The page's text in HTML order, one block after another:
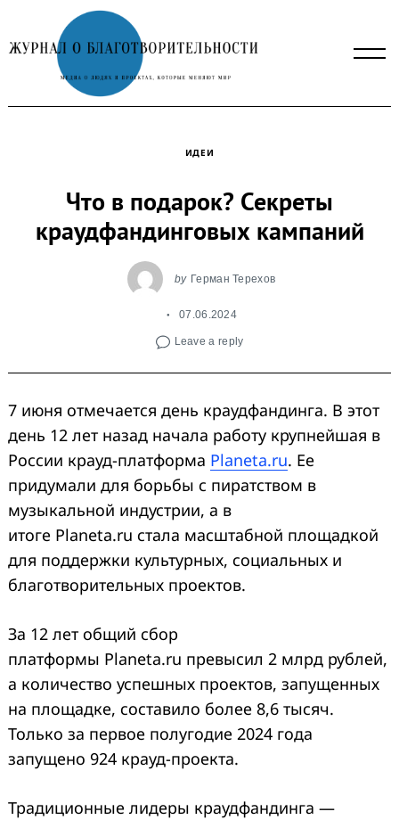
to
content
ИДЕИ
Что в подарок? Секреты
краудфандинговых кампаний
by Герман Терехов
07.06.2024
Leave a reply
7 июня отмечается день краудфандинга. В этот
день 12 лет назад начала работу крупнейшая в
России крауд-платформа Planeta.ru. Ее
придумали для борьбы с пиратством в
музыкальной индустрии, а в
итоге Planeta.ru стала масштабной площадкой
для поддержки культурных, социальных и
благотворительных проектов.
За 12 лет общий сбор
платформы Planeta.ru превысил 2 млрд рублей,
а количество успешных проектов, запущенных
на площадке, составило более 8,6 тысяч.
Только за первое полугодие 2024 года
запущено 924 крауд-проекта.
Традиционные лидеры краудфандинга —